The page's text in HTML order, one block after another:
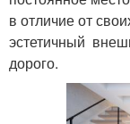
в отличие от
эстетичный
дорого.